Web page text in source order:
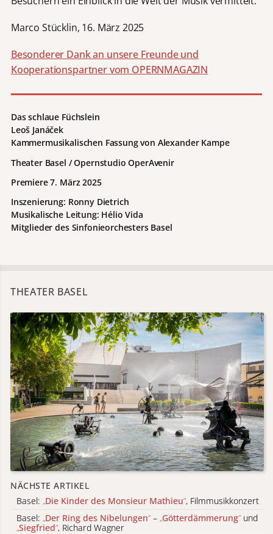
Marco Stücklin, 16. März 2025
Besonderer Dank an unsere Freunde und
Kooperationspartner vom OPERNMAGAZIN
Das schlaue Füchslein
Leoš Janáček
Kammermusikalischen Fassung von Alexander Kampe
Theater Basel / Opernstudio OperAvenir
Premiere 7. März 2025
Inszenierung: Ronny Dietrich
Musikalische Leitung: Hélio Vida
Mitglieder des Sinfonieorchesters Basel
THEATER BASEL
NÄCHSTE ARTIKEL
Basel: „Die Kinder des Monsieur Mathieu“, Filmmusikkonzert
Basel: „Der Ring des Nibelungen“ – „Götterdämmerung“ und
„Siegfried“, Richard Wagner